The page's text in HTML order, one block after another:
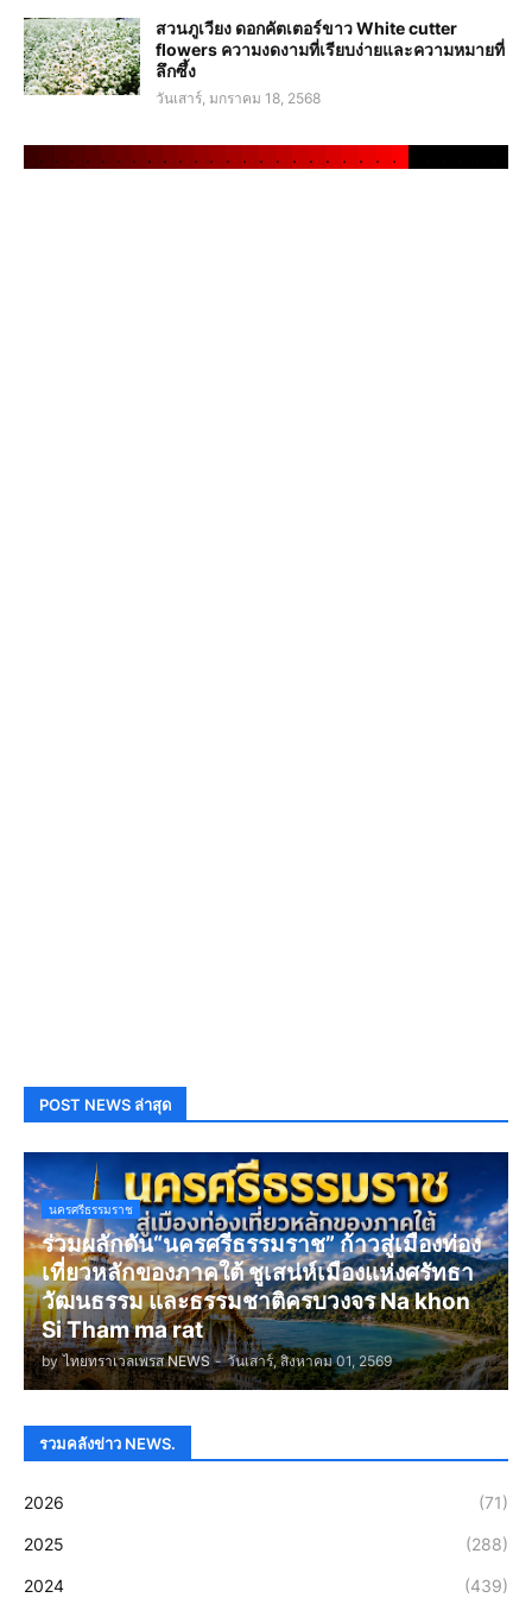
สวนภูเวียง ดอกคัตเตอร์ขาว White cutter
flowers ความงดงามที่เรียบง่ายและความหมายที่
ลึกซึ้ง
วันเสาร์, มกราคม 18, 2568
. . . . . . . . . . . . . . . . . . . . . . . .
POST NEWS ล่าสุด
นครศรีธรรมราช
ร่วมผลักดัน“นครศรีธรรมราช” ก้าวสู่เมืองท่อง
เที่ยวหลักของภาคใต้ ชูเสน่ห์เมืองแห่งศรัทธา
วัฒนธรรม และธรรมชาติครบวงจร Na khon
Si Tham ma rat
by ไทยทราเวลเพรส NEWS - วันเสาร์, สิงหาคม 01, 2569
รวมคลังข่าว NEWS.
2026 (71)
2025 (288)
2024 (439)